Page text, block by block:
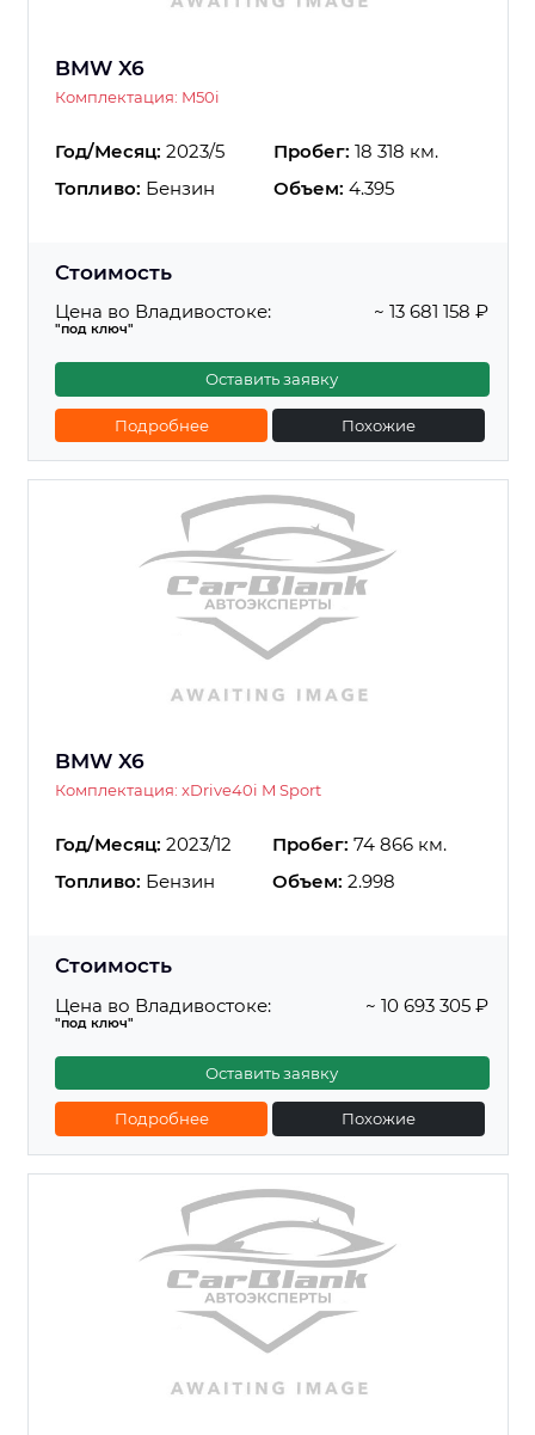
BMW X6
Комплектация: M50i
Год/Месяц: 2023/5 Пробег: 18 318 км.
Топливо: Бензин Объем: 4.395
Стоимость
Цена во Владивостоке:
"под ключ"
~ 13 681 158 ₽
Оставить заявку
Подробнее Похожие
BMW X6
Комплектация: xDrive40i M Sport
Год/Месяц: 2023/12 Пробег: 74 866 км.
Топливо: Бензин Объем: 2.998
Стоимость
Цена во Владивостоке:
"под ключ"
~ 10 693 305 ₽
Оставить заявку
Подробнее Похожие